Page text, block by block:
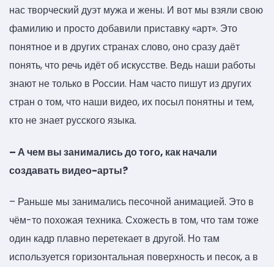
нас творческий дуэт мужа и жены. И вот мы взяли свою
фамилию и просто добавили приставку «арт». Это
понятное и в других странах слово, оно сразу даёт
понять, что речь идёт об искусстве. Ведь наши работы
знают не только в России. Нам часто пишут из других
стран о том, что наши видео, их посыл понятны и тем,
кто не знает русского языка.
– А чем вы занимались до того, как начали
создавать видео-арты?
– Раньше мы занимались песочной анимацией. Это в
чём-то похожая техника. Схожесть в том, что там тоже
один кадр плавно перетекает в другой. Но там
используется горизонтальная поверхность и песок, а в